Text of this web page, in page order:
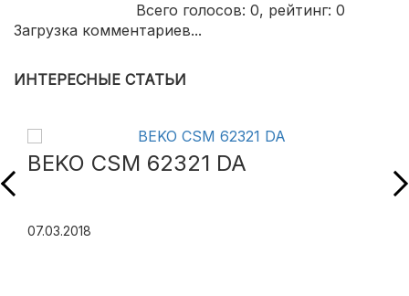
Всего голосов: 0, рейтинг: 0
Загрузка комментариев...
ИНТЕРЕСНЫЕ СТАТЬИ
BEKO CSM 62321 DA
07.03.2018